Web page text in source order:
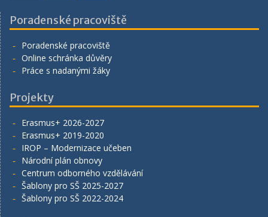
Poradenské pracoviště
Poradenské pracoviště
Online schránka důvěry
Práce s nadanými žáky
Projekty
Erasmus+ 2026-2027
Erasmus+ 2019-2020
IROP – Modernizace učeben
Národní plán obnovy
Centrum odborného vzdělávání
Šablony pro SŠ 2025-2027
Šablony pro SŠ 2022-2024